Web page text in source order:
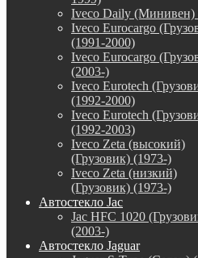
Iveco Daily (Минивен)
Iveco Eurocargo
(1991-2000)
Iveco Eurocargo
(2003-)
Iveco Eurotech
(1992-2000)
Iveco Eurotech
(1992-2003)
Iveco Zeta (высокий)
(Грузовик) (1973-)
Iveco Zeta (низкий)
(Грузовик) (1973-)
Автостекло Jac
Jac HFC 1020
(2003-)
Автостекло Jaguar